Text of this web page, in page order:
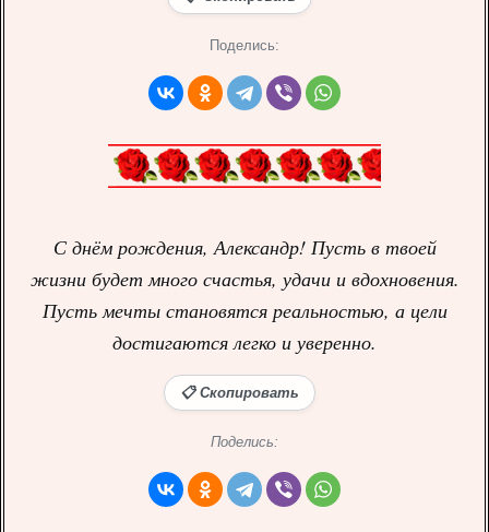
Поделись:
С днём рождения, Александр! Пусть в твоей
жизни будет много счастья, удачи и вдохновения.
Пусть мечты становятся реальностью, а цели
достигаются легко и уверенно.
📋 Скопировать
Поделись: